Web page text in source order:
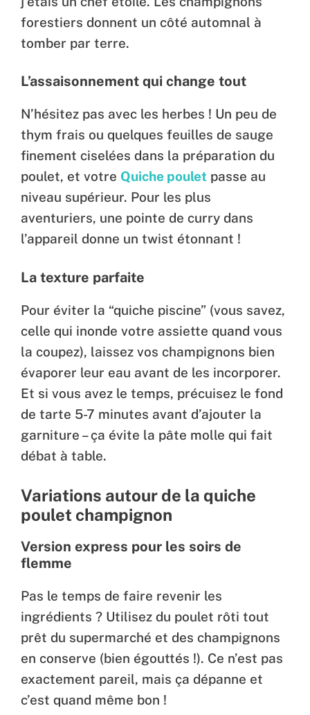
forestiers donnent un côté automnal à
tomber par terre.
L’assaisonnement qui change tout
N’hésitez pas avec les herbes ! Un peu de
thym frais ou quelques feuilles de sauge
finement ciselées dans la préparation du
poulet, et votre Quiche poulet passe au
niveau supérieur. Pour les plus
aventuriers, une pointe de curry dans
l’appareil donne un twist étonnant !
La texture parfaite
Pour éviter la “quiche piscine” (vous savez,
celle qui inonde votre assiette quand vous
la coupez), laissez vos champignons bien
évaporer leur eau avant de les incorporer.
Et si vous avez le temps, précuisez le fond
de tarte 5-7 minutes avant d’ajouter la
garniture – ça évite la pâte molle qui fait
débat à table.
Variations autour de la quiche
poulet champignon
Version express pour les soirs de
flemme
Pas le temps de faire revenir les
ingrédients ? Utilisez du poulet rôti tout
prêt du supermarché et des champignons
en conserve (bien égouttés !). Ce n’est pas
exactement pareil, mais ça dépanne et
c’est quand même bon !